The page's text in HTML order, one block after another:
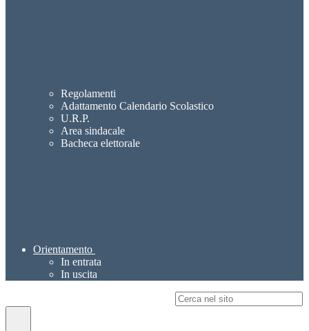
Regolamenti
Adattamento Calendario Scolastico
U.R.P.
Area sindacale
Bacheca elettorale
Orientamento
In entrata
In uscita